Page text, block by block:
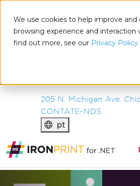
We use cookies to help improve
browsing experience and interaction
find out more, see our Privacy Policy.
IRONSOFTWARE
PRODUTOS
EMPRESA
205 N. Michigan Ave.
CONTATE-NOS
pt